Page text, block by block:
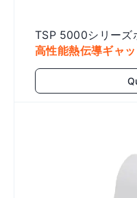
TSP 5000シリーズ
高性能熱伝導ギャ